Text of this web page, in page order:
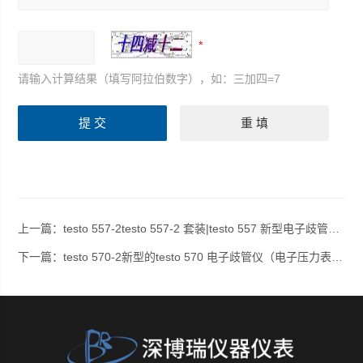
请输入计算结果（填写阿拉伯数字），如：三加四=7
上一篇：testo 557-2testo 557-2 套装|testo 557 新型电子歧管仪 （电子压力表组）
下一篇：testo 570-2新型的testo 570 电子歧管仪（电子压力表组）|testo 570-2